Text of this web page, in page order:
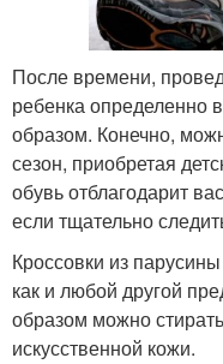
После времени,
ребенка определенно
образом. Конечно,
сезон, приобретая
обувь отблагодарит
если тщательно
Кроссовки из
как и любой другой
образом можно
искусственной кожи.